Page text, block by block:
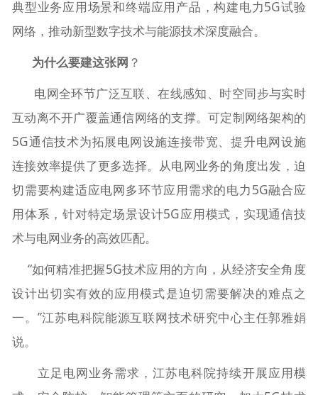
典型业务应用场景和终端应用产品，构建电力5G试验
网络，推动新型数字技术与能源技术深度融合。
为什么要建这张网 ？
电网全环节广泛互联、在线感知、时空同步与实时
互动离不开广覆盖通信网络的支撑。可定制网络架构的
5G通信技术为拓展电网设施连接带宽、提升电网设施
连接效率提供了更多选择。从电网业务的角度出发，迫
切需要构建适应电网多环节应用需求的电力5G融合应
用体系，针对特定场景设计5G应用模式，实现通信技
术与电网业务的高效匹配。
“如何精准把握5G技术应用的方向，从经济安全角度
设计出切实有效的应用模式是迫切需要解决的难点之
一。”江苏电科院能源互联网技术研究中心主任郭雅娟
说。
立足电网业务需求，江苏电科院持续开展应用模